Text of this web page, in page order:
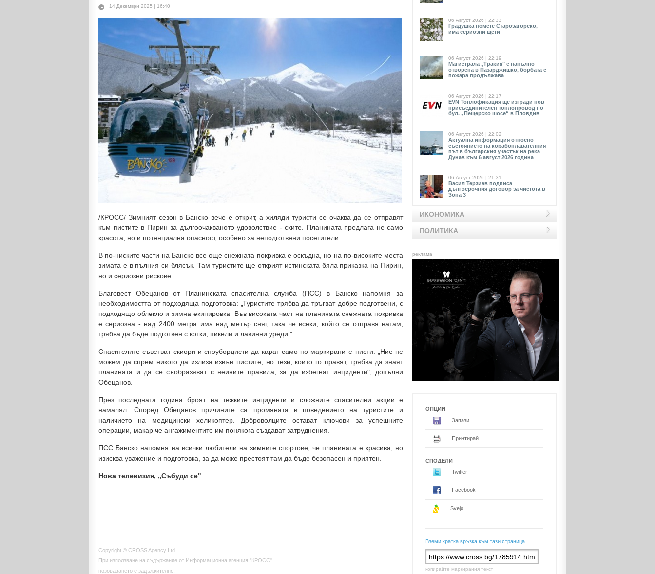
14 Декември 2025 | 16:40
/КРОСС/ Зимният сезон в Банско вече е открит, а хиляди туристи се очаква да се отправят
към пистите в Пирин за дългоочакваното удоволствие - ските. Планината предлага не само
красота, но и потенциална опасност, особено за неподготвени посетители.
В по-ниските части на Банско все още снежната покривка е оскъдна, но на по-високите места
зимата е в пълния си блясък. Там туристите ще открият истинската бяла приказка на Пирин,
но и сериозни рискове.
Благовест Обецанов от Планинската спасителна служба (ПСС) в Банско напомня за
необходимостта от подходяща подготовка: „Туристите трябва да тръгват добре подготвени, с
подходящо облекло и зимна екипировка. Във високата част на планината снежната покривка
е сериозна - над 2400 метра има над метър сняг, така че всеки, който се отправя натам,
трябва да бъде подготвен с котки, пикели и лавинни уреди."
Спасителите съветват скиори и сноубордисти да карат само по маркираните писти. „Ние не
можем да спрем никого да излиза извън пистите, но тези, които го правят, трябва да знаят
планината и да се съобразяват с нейните правила, за да избегнат инциденти", допълни
Обецанов.
През последната година броят на тежките инциденти и сложните спасителни акции е
намалял. Според Обецанов причините са промяната в поведението на туристите и
наличието на медицински хеликоптер. Доброволците остават ключови за успешните
операции, макар че ангажиментите им понякога създават затруднения.
ПСС Банско напомня на всички любители на зимните спортове, че планината е красива, но
изисква уважение и подготовка, за да може престоят там да бъде безопасен и приятен.
Нова телевизия, „Събуди се"
Copyright © CROSS Agency Ltd.
При използване на съдържание от Информационна агенция "КРОСС"
позоваването е задължително.
06 Август 2026 | 22:33
Градушка помете Старозагорско,
има сериозни щети
06 Август 2026 | 22:19
Магистрала „Тракия" е напълно
отворена в Пазарджишко, борбата с
пожара продължава
06 Август 2026 | 22:17
EVN Toплофикация ще изгради нов
присъединителен топлопровод по
бул. „Пещерско шосе“ в Пловдив
06 Август 2026 | 22:02
Актуална информация относно
състоянието на корабоплавателния
път в българския участък на река
Дунав към 6 август 2026 година
06 Август 2026 | 21:31
Васил Терзиев подписа
дългосрочния договор за чистота в
Зона 3
ИКОНОМИКА
ПОЛИТИКА
реклама
ОПЦИИ
Запази
Принтирай
СПОДЕЛИ
Twitter
Facebook
Svejo
Вземи кратка връзка към тази страница
копирайте маркирания текст